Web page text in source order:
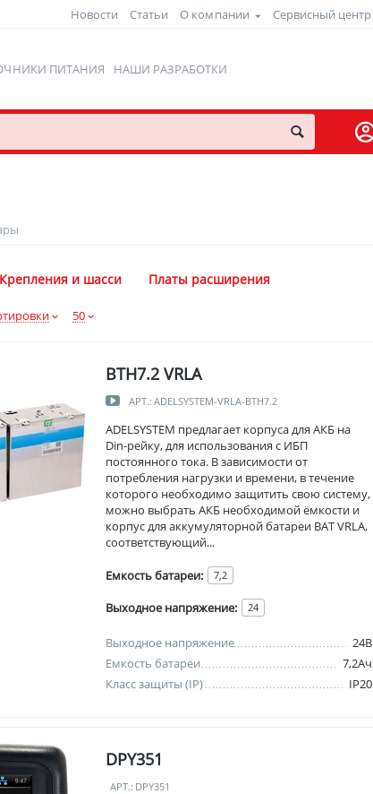
Новости Статьи О компании Сервисный центр
ПИТАНИЯ НАШИ РАЗРАБОТКИ
Крепления и шасси Платы расширения
50
BTH7.2 VRLA
АРТ.: ADELSYSTEM-VRLA-BTH7.2
ADELSYSTEM предлагает корпуса для АКБ на
Din-рейку, для использования с ИБП
постоянного тока. В зависимости от
потребления нагрузки и времени, в течение
которого необходимо защитить свою систему,
можно выбрать АКБ необходимой ёмкости и
корпус для аккумуляторной батареи BAT VRLA,
соответствующий...
Емкость батареи: 7,2
Выходное напряжение: 24
Выходное напряжение
24В
Емкость батареи
7,2Ач
Класс защиты (IP)
IP20
DPY351
АРТ.: DPY351